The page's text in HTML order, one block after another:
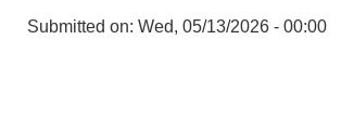
Submitted on: Wed, 05/13/2026 - 00:00